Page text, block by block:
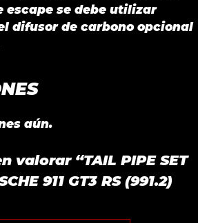
escape se debe utilizar
difusor de carbono opcional
aún.
valorar “TAIL PIPE SET
911 GT3 RS (991.2)